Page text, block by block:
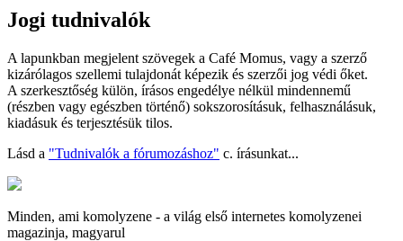
Jogi tudnivalók
A lapunkban megjelent szövegek a Café Momus, vagy a szerző
kizárólagos szellemi tulajdonát képezik és szerzői jog védi őket.
A szerkesztőség külön, írásos engedélye nélkül mindennemű
(részben vagy egészben történő) sokszorosításuk, felhasználásuk,
kiadásuk és terjesztésük tilos.
Lásd a "Tudnivalók a fórumozáshoz" c. írásunkat...
Minden, ami komolyzene - a világ első internetes komolyzenei
magazinja, magyarul